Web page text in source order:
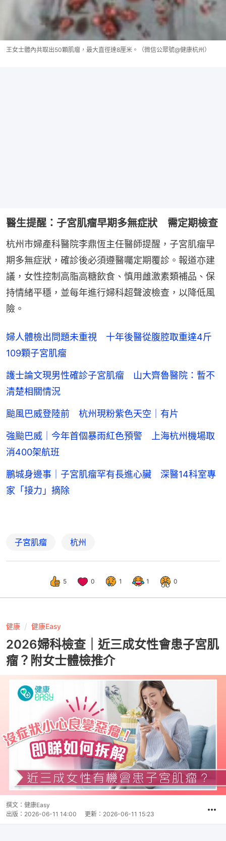
王女士體內共取出50顆肌瘤，最大直徑達8厘米。（微信公眾號@健康杭州）
醫生提醒：子宮肌瘤早期多無症狀 需定期檢查
杭州市婦產科醫院李鼎恆主任醫師提醒，子宮肌瘤早
期多無症狀，確診後必須遵醫囑定期覆診。報道亦建
議，女性控制高脂高糖飲食、慎用雌激素類補品、保
持情緒平穩，並每年進行婦科超聲波檢查，以降低風
險。
婦人體檢出問題未重視 十年後醫從腹腔取重達4斤
109顆子宮肌瘤
護士論文現男性確診子宮肌瘤 山大齊魯醫院：暫不
清楚相關情況
颱風巴威登陸前 杭州現粉紫色天空｜有片
強颱巴威｜今年首個暴雨紅色預警 上海杭州機場取
消400架航班
鵬城身邊事｜子宮肌瘤罕有長進心臟 深醫14科室專
家「接力」摘除
子宮肌瘤 杭州
5 0 1 1 0
健康 健康Easy
2026婦科檢查｜近三成女性會患子宮肌
瘤？附女士體檢推介
撰文： 健康Easy
出版： 2026-06-11 14:00 更新： 2026-06-11 15:23